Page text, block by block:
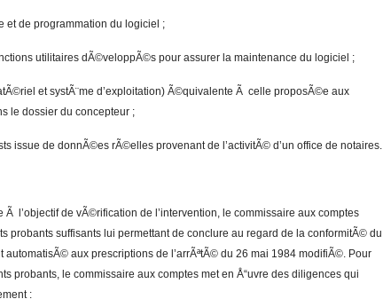
et de programmation du logiciel ;
utilitaires dÃ©veloppÃ©s pour assurer la maintenance du logiciel ;
et systÃ¨me d’exploitation) Ã©quivalente Ã celle proposÃ©e aux
le dossier du concepteur ;
issue de donnÃ©es rÃ©elles provenant de l’activitÃ© d’un office de notaires.
Ã l’objectif de vÃ©rification de l’intervention, le commissaire aux comptes
probants suffisants lui permettant de conclure au regard de la conformitÃ© du
automatisÃ© aux prescriptions de l’arrÃªtÃ© du 26 mai 1984 modifiÃ©. Pour
probants, le commissaire aux comptes met en Å“uvre des diligences qui
: